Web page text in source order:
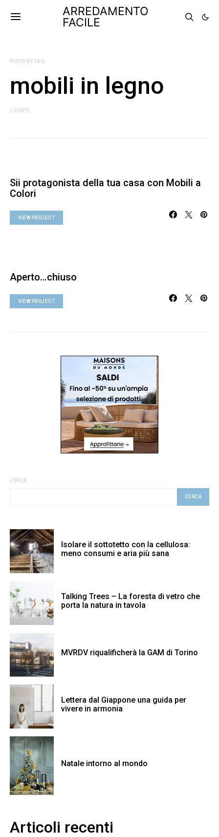
ARREDAMENTO
FACILE
POSTS BY TAG
mobili in legno
2 POSTS
Sii protagonista della tua casa con Mobili a
Colori
VIEW PROJECT
Aperto…chiuso
VIEW PROJECT
CERCA
CERCA
Isolare il sottotetto con la cellulosa:
meno consumi e aria più sana
Talking Trees – La foresta di vetro che
porta la natura in tavola
MVRDV riqualificherà la GAM di Torino
Lettera dal Giappone una guida per
vivere in armonia
Natale intorno al mondo
Articoli recenti